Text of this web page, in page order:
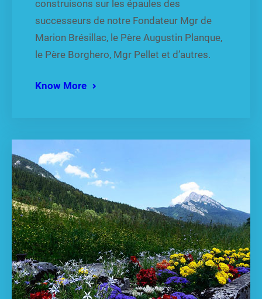
construisons sur les épaules des
successeurs de notre Fondateur Mgr de
Marion Brésillac, le Père Augustin Planque,
le Père Borghero, Mgr Pellet et d’autres.
Know More